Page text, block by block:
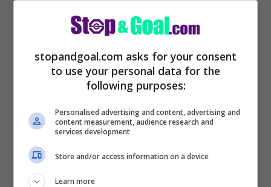
del giocatore, che ha già ricevuto delle
finestra di mercato. Servirà l’offerta giusta
per strapparlo dal club, che ha già deciso
stopandgoal.com asks for your consent
to use your personal data for the
following purposes:
Personalised advertising and content, advertising and
content measurement, audience research and
services development
Store and/or access information on a device
Learn more